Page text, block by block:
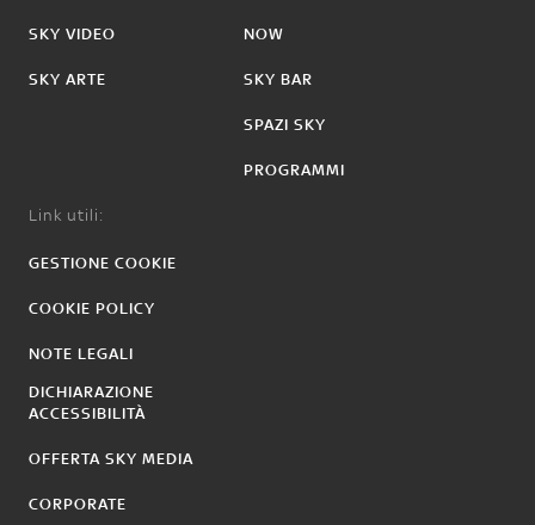
SKY VIDEO
SKY ARTE
NOW
SKY BAR
SPAZI SKY
PROGRAMMI
Link utili:
GESTIONE COOKIE
COOKIE POLICY
NOTE LEGALI
DICHIARAZIONE
ACCESSIBILITÀ
OFFERTA SKY MEDIA
CORPORATE